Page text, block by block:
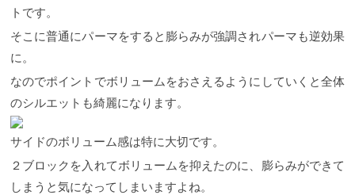
トです。
そこに普通にパーマをすると膨らみが強調されパーマも逆効果
に。
なのでポイントでボリュームをおさえるようにしていくと全体
のシルエットも綺麗になります。
サイドのボリューム感は特に大切です。
２ブロックを入れてボリュームを抑えたのに、膨らみができて
しまうと気になってしまいますよね。